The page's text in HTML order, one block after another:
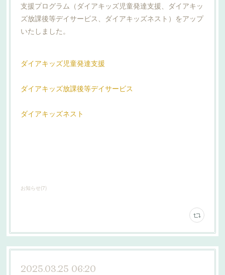
支援プログラム（ダイアキッズ児童発達支援、ダイアキッ
ズ放課後等デイサービス、ダイアキッズネスト）をアップ
いたしました。
ダイアキッズ児童発達支援
ダイアキッズ放課後等デイサービス
ダイアキッズネスト
お知らせ(7)
2025.03.25 06:20